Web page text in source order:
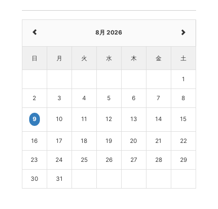
8月 2026
日 月 火 水 木 金 土
1
2 3 4 5 6 7 8
9 10 11 12 13 14 15
16 17 18 19 20 21 22
23 24 25 26 27 28 29
30 31